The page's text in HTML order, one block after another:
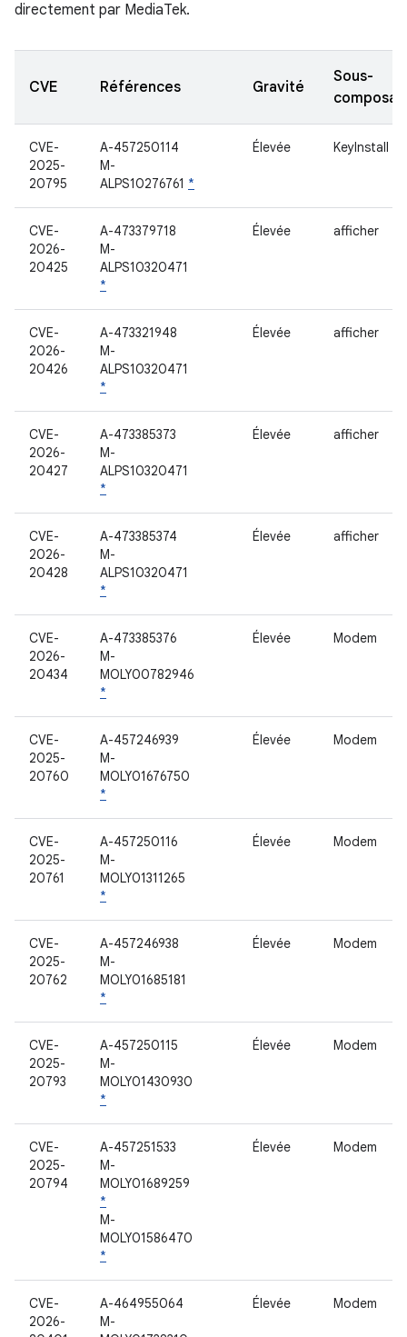
directement par MediaTek.
CVE Références Gravité
Sous-
CVE-
2025-
20795
A-457250114
M-
ALPS10276761 *
Élevée KeyInstall
CVE-
2026-
20425
A-473379718
M-
ALPS10320471
*
Élevée afficher
CVE-
2026-
20426
A-473321948
M-
ALPS10320471
*
Élevée afficher
CVE-
2026-
20427
A-473385373
M-
ALPS10320471
*
Élevée afficher
CVE-
2026-
20428
A-473385374
M-
ALPS10320471
*
Élevée afficher
CVE-
2026-
20434
A-473385376
M-
MOLY00782946
*
Élevée Modem
CVE-
2025-
20760
A-457246939
M-
MOLY01676750
*
Élevée Modem
CVE-
2025-
20761
A-457250116
M-
MOLY01311265
*
Élevée Modem
CVE-
2025-
20762
A-457246938
M-
MOLY01685181
*
Élevée Modem
CVE-
2025-
20793
A-457250115
M-
MOLY01430930
*
Élevée Modem
CVE-
2025-
20794
A-457251533
M-
MOLY01689259
*
M-
MOLY01586470
*
Élevée Modem
CVE-
2026-
A-464955064
M-
Élevée Modem